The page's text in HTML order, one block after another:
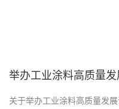
举办工业涂料高质量发
关于举办工业涂料高质量发